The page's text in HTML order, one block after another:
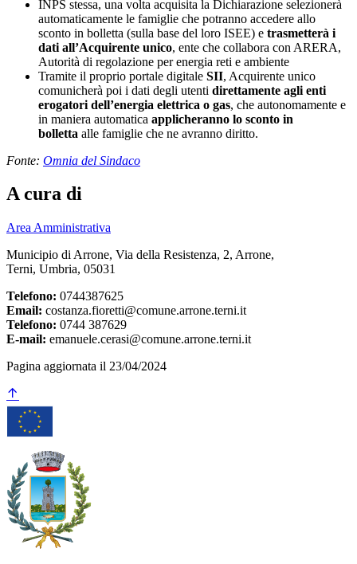
INPS stessa, una volta acquisita la Dichiarazione selezionerà
automaticamente le famiglie che potranno accedere allo
sconto in bolletta (sulla base del loro ISEE) e trasmetterà i
dati all’Acquirente unico, ente che collabora con ARERA,
Autorità di regolazione per energia reti e ambiente
Tramite il proprio portale digitale SII, Acquirente unico
comunicherà poi i dati degli utenti direttamente agli enti
erogatori dell’energia elettrica o gas, che autonomamente e
in maniera automatica applicheranno lo sconto in
bolletta alle famiglie che ne avranno diritto.
Fonte: Omnia del Sindaco
A cura di
Area Amministrativa
Municipio di Arrone, Via della Resistenza, 2, Arrone,
Terni, Umbria, 05031
Telefono: 0744387625
Email: costanza.fioretti@comune.arrone.terni.it
Telefono: 0744 387629
E-mail: emanuele.cerasi@comune.arrone.terni.it
Pagina aggiornata il 23/04/2024